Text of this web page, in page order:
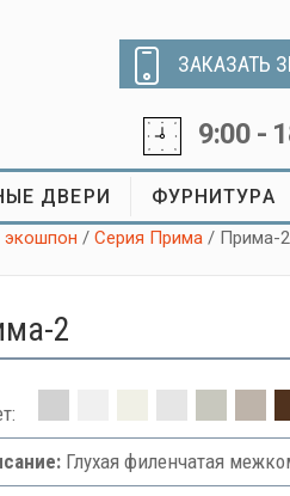
ЗАКАЗАТЬ
9:00 -
ДВЕРИ ФУРНИТУРА
/Серия Прима / Прима-2
2
Глухая филенчатая